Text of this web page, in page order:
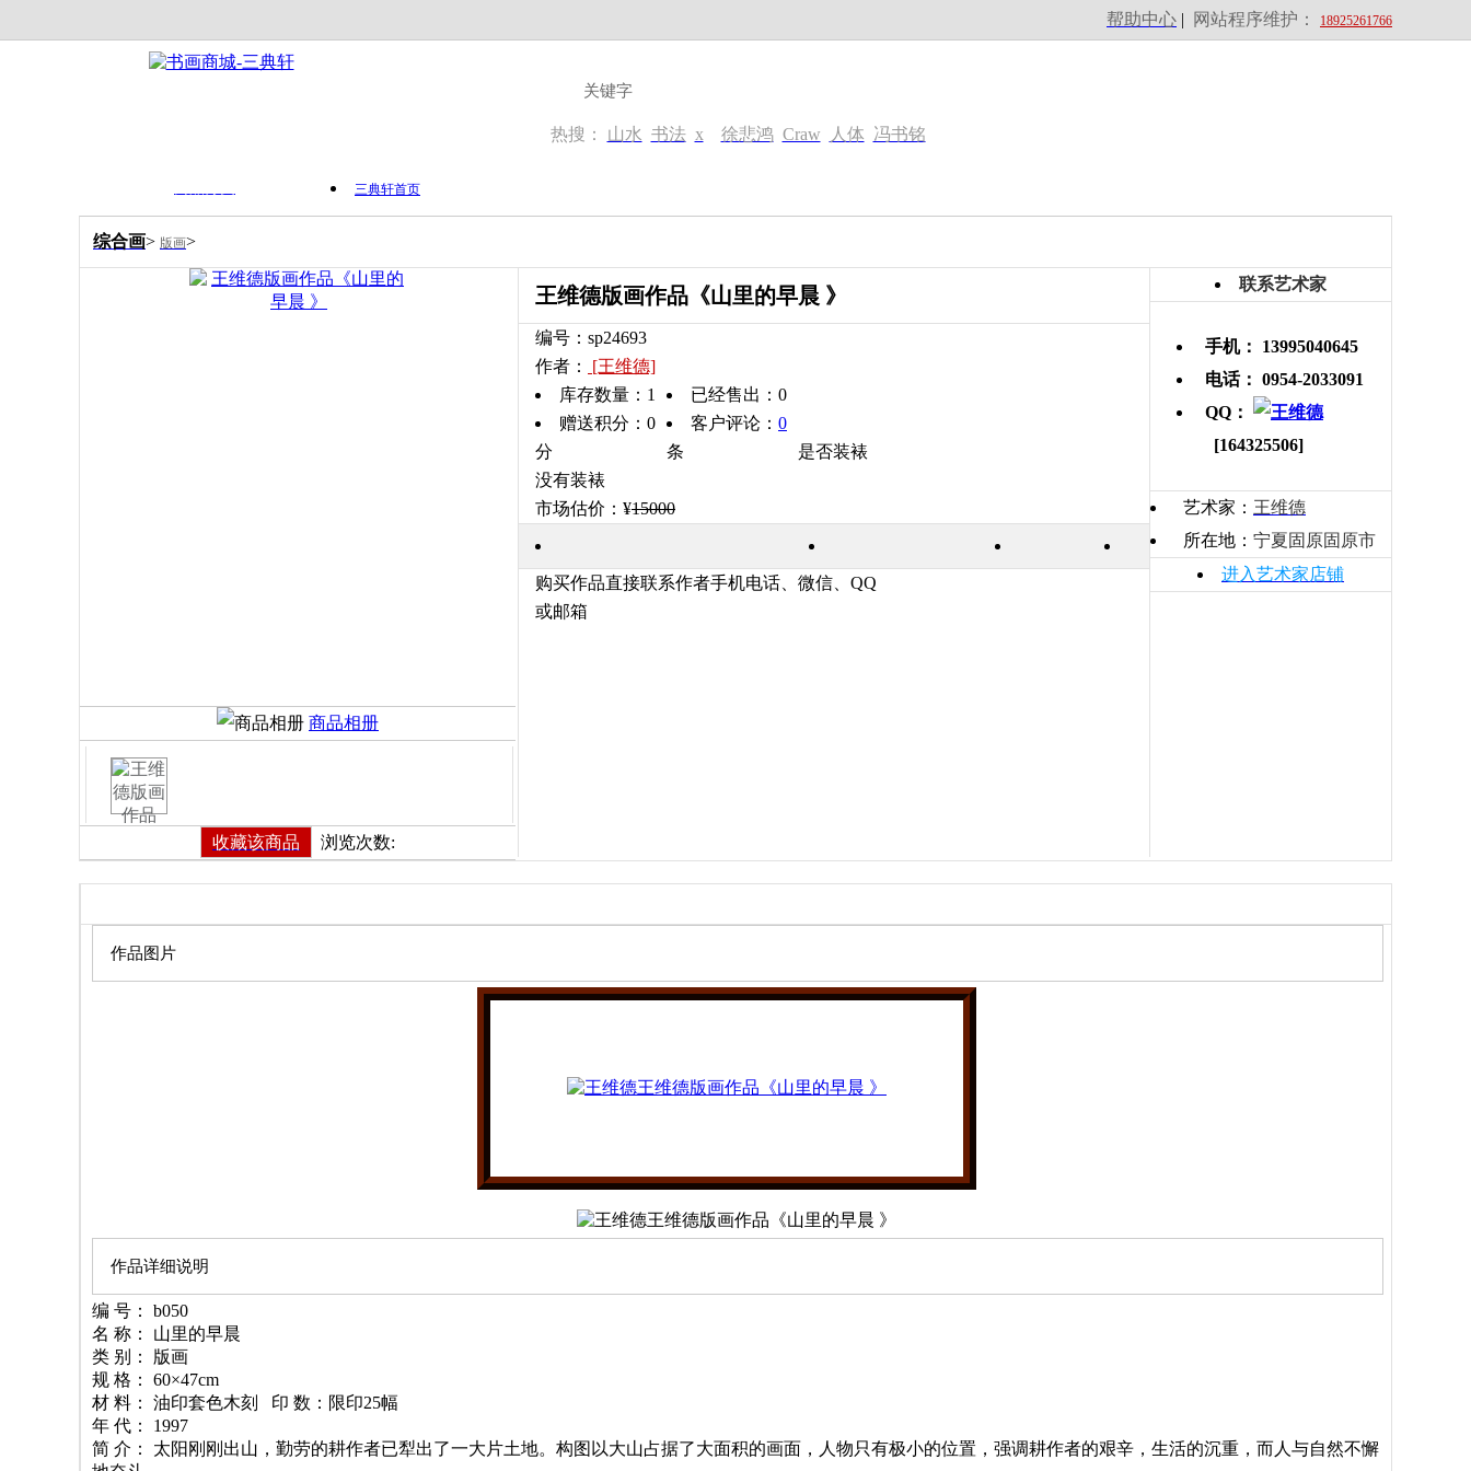
帮助中心 | 网站程序维护： 18925261766
热搜： 山水 书法 x 徐悲鸿 Craw 人体 冯书铭
三典轩首页
综合画> 版画>
商品相册
收藏该商品 浏览次数:
王维德版画作品《山里的早晨 》
编号：sp24693
作者：
[王维德]
库存数量： 1 已经售出： 0
赠送积分：0
分
客户评论： 0
条
是否装裱：
没有装裱
市场估价：¥15000
购买作品直接联系作者手机电话、微信、QQ
或邮箱
联系艺术家
手机： 13995040645
电话： 0954-2033091
QQ：
[164325506]
艺术家： 王维德
所在地： 宁夏固原固原市
进入艺术家店铺
作品图片
作品详细说明
编 号： b050
名 称： 山里的早晨
类 别： 版画
规 格： 60×47cm
材 料： 油印套色木刻 印 数：限印25幅
年 代： 1997
简 介： 太阳刚刚出山，勤劳的耕作者已犁出了一大片土地。构图以大山占据了大面积的画面，人物只有极小的位置，强调耕作者的艰辛，生活的沉重，而人与自然不懈